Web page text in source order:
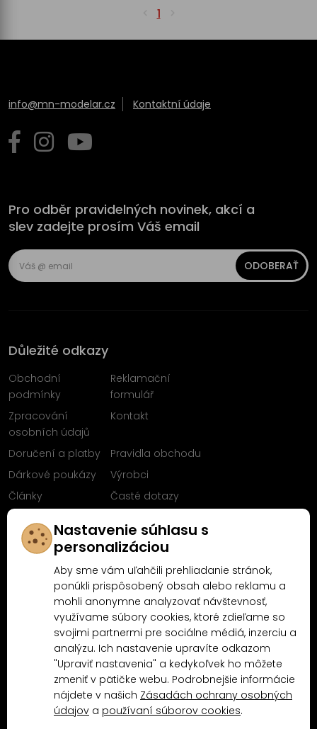
1
info@mn-modelar.cz Kontaktní údaje
Pro odběr pravidelných novinek, akcí a
slev zadejte prosím Váš email
ODOBERAŤ
Důležité odkazy
Obchodní
podmínky
Reklamační
formulář
Zpracování
osobních údajů
Kontakt
Doručení a platby
Pravidla obchodu
Dárkové poukázy
Výrobci
Články
Časté dotazy
Facebooku
Proč nakoupit u MN-Modelář.cz
4.9/5(10481x) 4.5/5 (189x)
Nastavenie súhlasu s
personalizáciou
Aby sme vám uľahčili prehliadanie stránok,
ponúkli prispôsobený obsah alebo reklamu a
mohli anonymne analyzovať návštevnosť,
využívame súbory cookies, ktoré zdieľame so
svojimi partnermi pre sociálne médiá, inzerciu a
analýzu. Ich nastavenie upravíte odkazom
"Upraviť nastavenia" a kedykoľvek ho môžete
zmeniť v pätičke webu. Podrobnejšie informácie
nájdete v našich Zásadách ochrany osobných
údajov a používaní súborov cookies.